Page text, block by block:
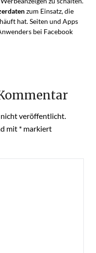
zum Einsatz, die
hat. Seiten und Apps
bei Facebook
veröffentlicht.
mit *markiert